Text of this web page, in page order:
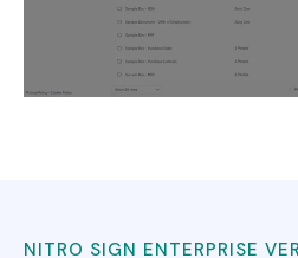
NITRO SIGN ENTERPRISE